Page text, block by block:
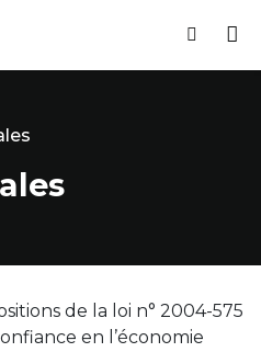
de la loi n° 2004-575
en l’économie